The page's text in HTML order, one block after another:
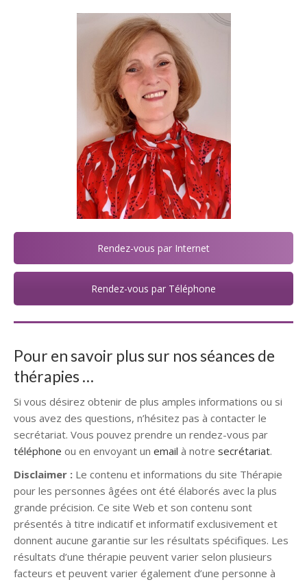
Rendez-vous par Internet
Rendez-vous par Téléphone
Pour en savoir plus sur nos séances de
thérapies …
Si vous désirez obtenir de plus amples informations ou si
vous avez des questions, n’hésitez pas à contacter le
secrétariat. Vous pouvez prendre un rendez-vous par
téléphone ou en envoyant un email à notre secrétariat.
Disclaimer : Le contenu et informations du site Thérapie
pour les personnes âgées ont été élaborés avec la plus
grande précision. Ce site Web et son contenu sont
présentés à titre indicatif et informatif exclusivement et
donnent aucune garantie sur les résultats spécifiques. Les
résultats d’une thérapie peuvent varier selon plusieurs
facteurs et peuvent varier également d’une personne à